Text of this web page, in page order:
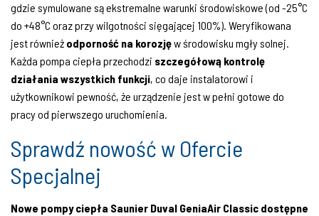
gdzie symulowane są ekstremalne warunki środowiskowe (od -25°C
do +48°C oraz przy wilgotności sięgającej 100%). Weryfikowana
jest również odporność na korozjęw środowisku mgły solnej.
Każda pompa ciepła przechodzi szczegółową kontrolę
działania wszystkich funkcji, co daje instalatorowi i
użytkownikowi pewność, że urządzenie jest w pełni gotowe do
pracy od pierwszego uruchomienia.
Sprawdź nowość w Ofercie
Specjalnej
Nowe pompy ciepła Saunier Duval GeniaAir Classic dostępne